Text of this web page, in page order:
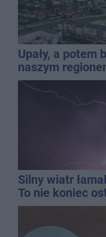
Upały, a potem
naszym
Silny wiatr
To nie koniec